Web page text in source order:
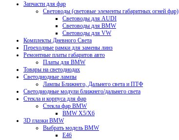
Запчасти для фар
Световоды (световые элементы габаритных огней фар)
Световоды для AUDI
Световоды для BMW
Световоды для VW
Комплекты Дневного Света
Переходные рамки для замены линз
Ремонтные платы габаритов авто
Платы для BMW
Товары на светодиодах
Светодиодные лампы
Лампы Ближнего, Дальнего света и ПТФ
Светодиодные модули ближнего/дальнего света
Стекла и корпуса для фар
Стекла фар BMW
BMW X5/X6
3D глазки BMW
Выбрать модель BMW
E46